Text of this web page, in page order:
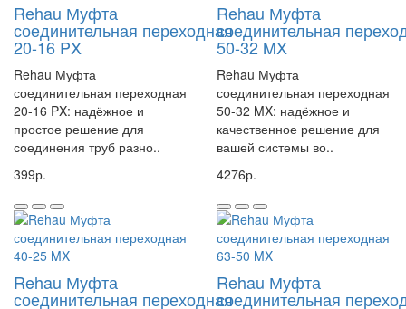
Rehau Муфта
соединительная переходная
20-16 PX
Rehau Муфта
соединительная переходная
20-16 PX: надёжное и
простое решение для
соединения труб разно..
399р.
Rehau Муфта
соединительная
50-32 MX
Rehau Муфта
соединительная переходная
50-32 MX: надёжное и
качественное решение для
вашей системы во..
4276р.
Rehau Муфта
соединительная переходная
Rehau Муфта
соединительная